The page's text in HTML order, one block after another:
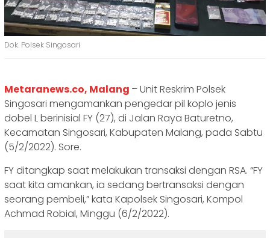
Dok. Polsek Singosari
Metaranews.co, Malang – Unit Reskrim Polsek
Singosari mengamankan pengedar pil koplo jenis
dobel L berinisial FY (27), di Jalan Raya Baturetno,
Kecamatan Singosari, Kabupaten Malang, pada Sabtu
(5/2/2022). Sore.
FY ditangkap saat melakukan transaksi dengan RSA. “FY
saat kita amankan, ia sedang bertransaksi dengan
seorang pembeli,” kata Kapolsek Singosari, Kompol
Achmad Robial, Minggu (6/2/2022).